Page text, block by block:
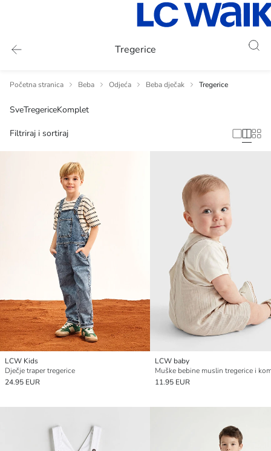
Tregerice
Početna stranica Beba Odjeća Beba dječak Tregerice
SveTregericeKomplet
Filtriraj i sortiraj
LCW Kids
Dječje traper tregerice
24.95 EUR
LCW baby
11.95 EUR